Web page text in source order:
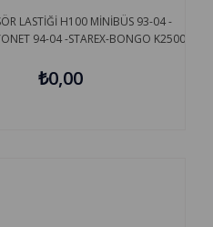
LASTİĞİ H100 MİNİBÜS 93-04 -
94-04 -STAREX-BONGO K2500
₺0,00